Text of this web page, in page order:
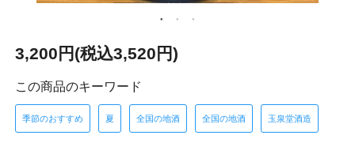
3,200円(税込3,520円)
この商品のキーワード
季節のおすすめ 夏 全国の地酒 全国の地酒 玉泉堂酒造